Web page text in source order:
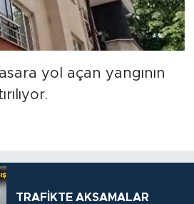
yol açan yangının
TRAFİKTE AKSAMALAR